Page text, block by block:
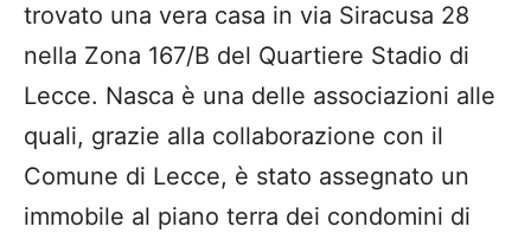
trovato una vera casa in via Siracusa 28
nella Zona 167/B del Quartiere Stadio di
Lecce. Nasca è una delle associazioni alle
quali, grazie alla collaborazione con il
Comune di Lecce, è stato assegnato un
immobile al piano terra dei condomini di